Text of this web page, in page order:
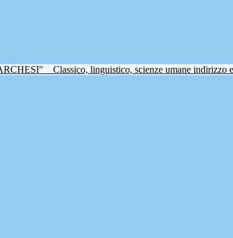
Classico, linguistico, scienze umane indirizzo